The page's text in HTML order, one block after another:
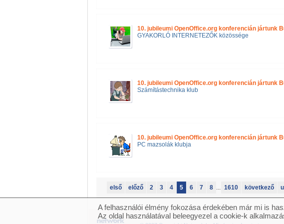
10. jubileumi OpenOffice.org konferencián jártunk
GYAKORLÓ INTERNETEZŐK közössége
10. jubileumi OpenOffice.org konferencián jártunk
Számítástechnika klub
10. jubileumi OpenOffice.org konferencián jártunk
PC mazsolák klubja
első előző 2 3 4 5 6 7 8 ... 1610 következő
A felhasználói élmény fokozása érdekében már mi is
Az oldal használatával beleegyezel a cookie-k